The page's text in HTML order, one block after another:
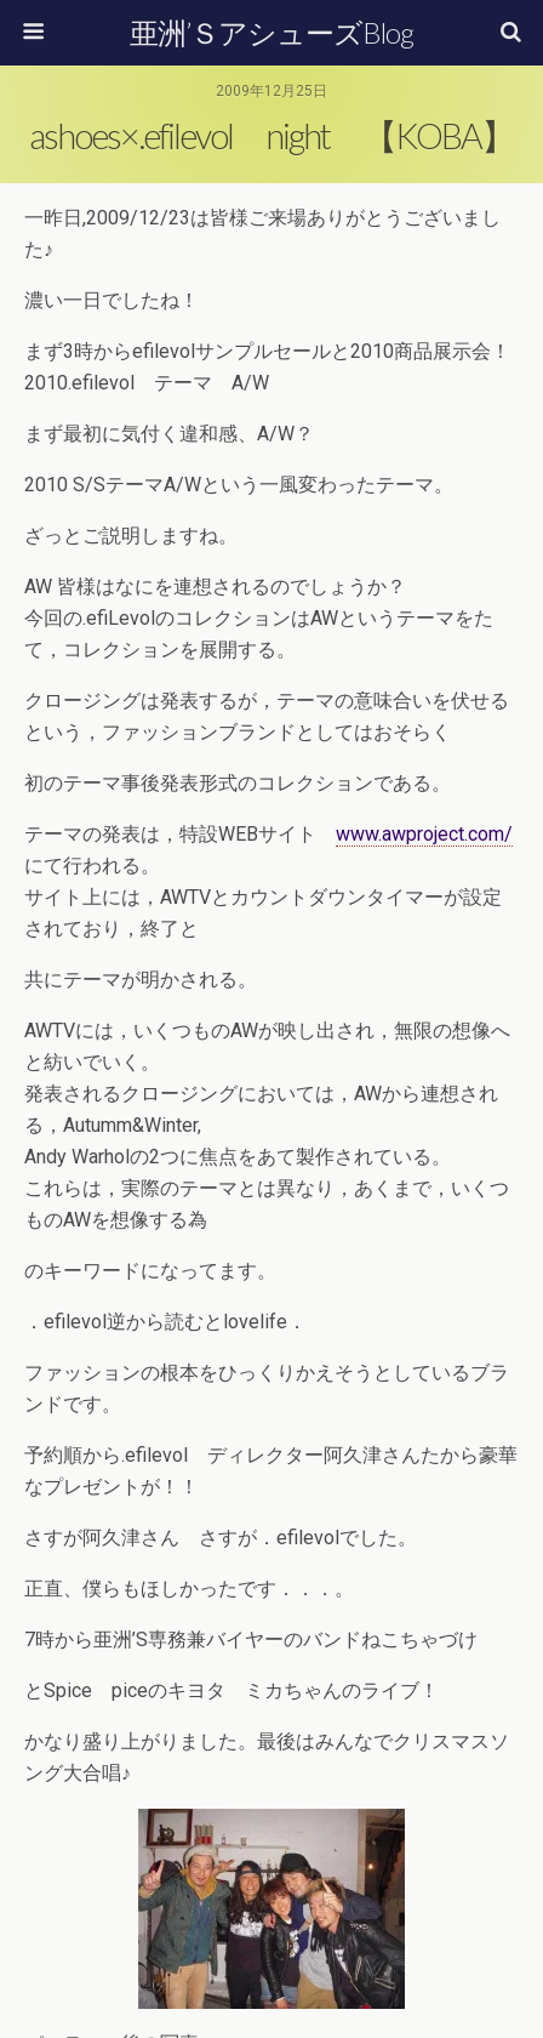
亜洲’ＳアシューズBlog
2009年12月25日
ashoes×.efilevol night 【KOBA】
一昨日,2009/12/23は皆様ご来場ありがとうございまし
た♪
濃い一日でしたね！
まず3時からefilevolサンプルセールと2010商品展示会！
2010.efilevol テーマ A/W
まず最初に気付く違和感、A/W？
2010 S/SテーマA/Wという一風変わったテーマ。
ざっとご説明しますね。
AW 皆様はなにを連想されるのでしょうか？
今回の.efiLevolのコレクションはAWというテーマをた
て，コレクションを展開する。
クロージングは発表するが，テーマの意味合いを伏せる
という，ファッションブランドとしてはおそらく
初のテーマ事後発表形式のコレクションである。
テーマの発表は，特設WEBサイト www.awproject.com/
にて行われる。
サイト上には，AWTVとカウントダウンタイマーが設定
されており，終了と
共にテーマが明かされる。
AWTVには，いくつものAWが映し出され，無限の想像へ
と紡いでいく。
発表されるクロージングにおいては，AWから連想され
る，Autumm&Winter,
Andy Warholの2つに焦点をあて製作されている。
これらは，実際のテーマとは異なり，あくまで，いくつ
ものAWを想像する為
のキーワードになってます。
．efilevol逆から読むとlovelife．
ファッションの根本をひっくりかえそうとしているブラ
ンドです。
予約順から.efilevol ディレクター阿久津さんたから豪華
なプレゼントが！！
さすが阿久津さん さすが．efilevolでした。
正直、僕らもほしかったです．．．。
7時から亜洲’S専務兼バイヤーのバンドねこちゃづけ
とSpice piceのキヨタ ミカちゃんのライブ！
かなり盛り上がりました。最後はみんなでクリスマスソ
ング大合唱♪